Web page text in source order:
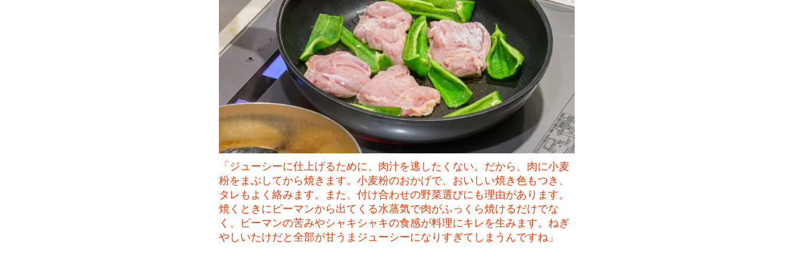
「ジューシーに仕上げるために、肉汁を逃したくない。だから、肉に小麦
粉をまぶしてから焼きます。小麦粉のおかげで、おいしい焼き色もつき、
タレもよく絡みます。また、付け合わせの野菜選びにも理由があります。
焼くときにピーマンから出てくる水蒸気で肉がふっくら焼けるだけでな
く、ピーマンの苦みやシャキシャキの食感が料理にキレを生みます。ねぎ
やしいたけだと全部が甘うまジューシーになりすぎてしまうんですね」